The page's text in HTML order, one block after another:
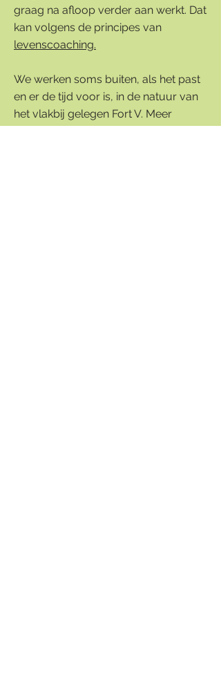
graag na afloop verder aan werkt. Dat
kan volgens de principes van
levenscoaching.
We werken soms buiten, als het past
en er de tijd voor is, in de natuur van
het vlakbij gelegen Fort V. Meer